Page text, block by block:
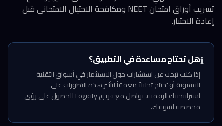
تسريب أوراق امتحان NEET ومكافحة الاحتيال الامتحاني قبل
إعادة الاختبار.
ℹ️هل تحتاج مساعدة في التطبيق؟
إذا كنت تبحث عن استشارات حول الاستثمار في أسواق التقنية
الآسيوية أو تحتاج تحليلاً معمقاً لتأثير هذه التطورات على
استراتيجيتك الرقمية، تواصل مع فريق Logicity للحصول على رؤى
مخصصة لسوقك.